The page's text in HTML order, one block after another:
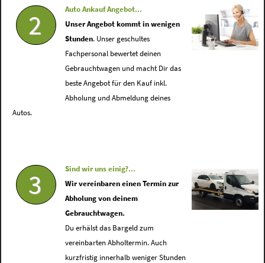
2
Auto Ankauf Angebot...
Unser Angebot kommt in wenigen
Stunden. Unser geschultes
Fachpersonal bewertet deinen
Gebrauchtwagen und macht Dir das
beste Angebot für den Kauf inkl.
Abholung und Abmeldung deines
Autos.
3
Sind wir uns einig?...
Wir vereinbaren einen Termin zur
Abholung von deinem
Gebrauchtwagen.
Du erhälst das Bargeld zum
vereinbarten Abholtermin. Auch
kurzfristig innerhalb weniger Stunden